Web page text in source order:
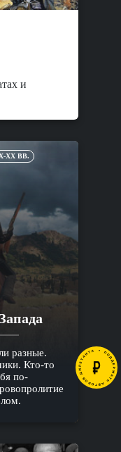
и
XX ВВ.
разные.
Кто-то
по-